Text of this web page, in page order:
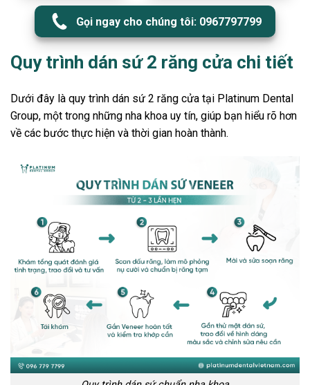
Gọi ngay cho chúng tôi: 0967797799
Quy trình dán sứ 2 răng cửa chi tiết
Dưới đây là quy trình dán sứ 2 răng cửa tại Platinum Dental
Group, một trong những nha khoa uy tín, giúp bạn hiểu rõ hơn
về các bước thực hiện và thời gian hoàn thành.